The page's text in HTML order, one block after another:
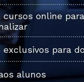
cursos online
exclusivos para
alunos